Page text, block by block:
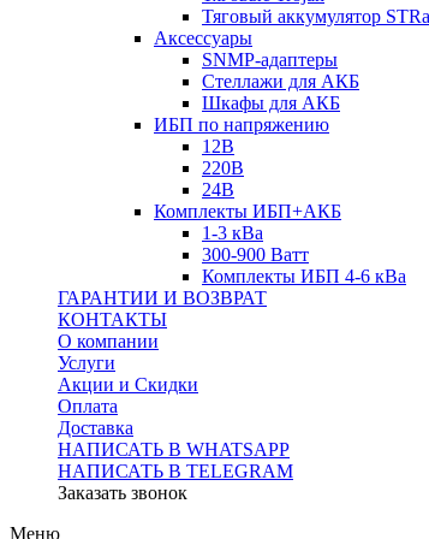
Тяговый аккумулятор
Аксессуары
SNMP-адаптеры
Стеллажи для АКБ
Шкафы для АКБ
ИБП по напряжению
12В
220В
24В
Комплекты ИБП+АКБ
1-3 кВа
300-900 Ватт
Комплекты ИБП 4-6 кВа
ГАРАНТИИ И ВОЗВРАТ
КОНТАКТЫ
О компании
Услуги
Акции и Скидки
Оплата
Доставка
НАПИСАТЬ В WHATSAPP
НАПИСАТЬ В TELEGRAM
Заказать звонок
Меню